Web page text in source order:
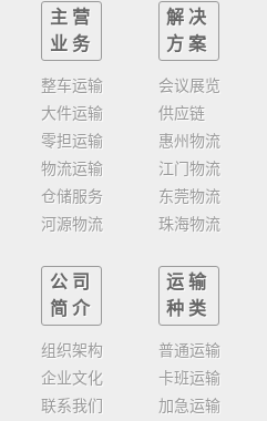
主营
业务
整车运输
大件运输
零担运输
物流运输
仓储服务
河源物流
解决
方案
会议展览
供应链
惠州物流
江门物流
东莞物流
珠海物流
公司
简介
组织架构
企业文化
联系我们
运输
种类
普通运输
卡班运输
加急运输